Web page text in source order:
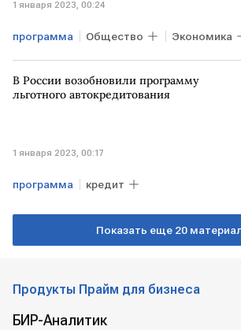
1 января 2023, 00:24
программа Общество Экономика
занятость субсидии
переобучение
В России возобновили программу
льготного автокредитования
1 января 2023, 00:17
программа кредит
Показать еще 20
Продукты Прайм для бизнеса
БИР-Аналитик